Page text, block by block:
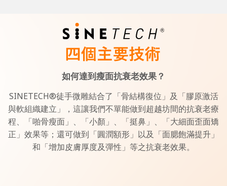
如何達到瘦面抗衰老效果？
SINETECH®️徒手微雕結合了「骨結構復位」及「膠原激活
與軟組織建立」，這讓我們不單能做到超越坊間的抗衰老療
程、「啪骨瘦面」、「小顏」、「挺鼻」、「大細面歪面矯
正」效果等；還可做到「圓潤額形」以及「面腮飽滿提升」
和「增加皮膚厚度及彈性」等之抗衰老效果。